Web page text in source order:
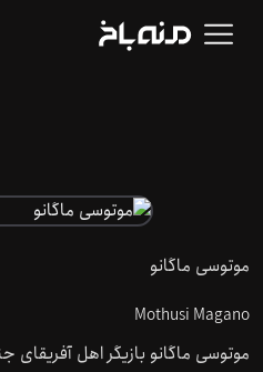
موتوسی ماگانو
Mothusi Magano
موتوسی ماگانو بازیگر اهل